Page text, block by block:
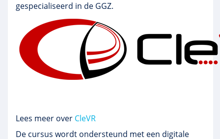
gespecialiseerd in de GGZ.
Lees meer over CleVR
De cursus wordt ondersteund met een digitale